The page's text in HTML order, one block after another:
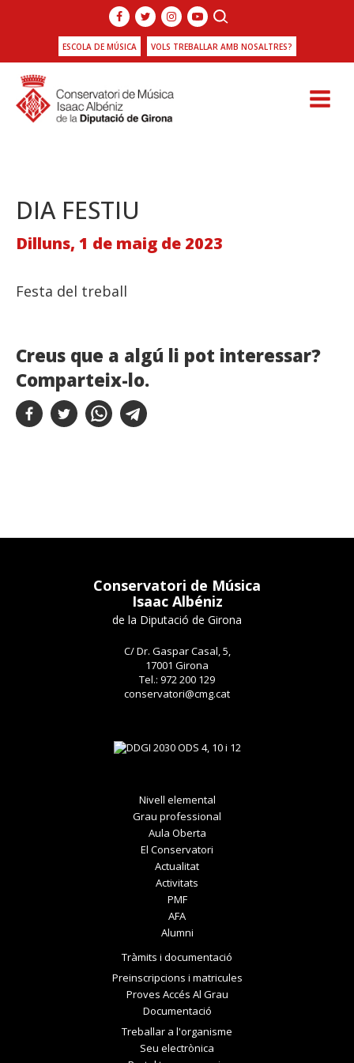
ESCOLA DE MÚSICA VOLS TREBALLAR AMB NOSALTRES?
DIA FESTIU
Dilluns, 1 de maig de 2023
Festa del treball
Creus que a algú li pot interessar?
Comparteix-lo.
Conservatori de Música
Isaac Albéniz
de la Diputació de Girona
C/ Dr. Gaspar Casal, 5,
17001 Girona
Tel.: 972 200 129
conservatori@cmg.cat
Nivell elemental
Grau professional
Aula Oberta
El Conservatori
Actualitat
Activitats
PMF
AFA
Alumni
Tràmits i documentació
Preinscripcions i matricules
Proves Accés Al Grau
Documentació
Treballar a l'organisme
Seu electrònica